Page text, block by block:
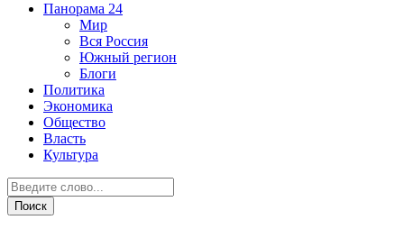
Панорама 24
Мир
Вся Россия
Южный регион
Блоги
Политика
Экономика
Общество
Власть
Культура